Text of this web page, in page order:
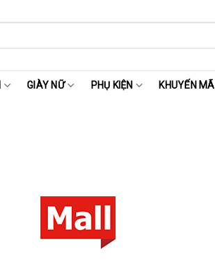
GIÀY NỮ PHỤ KIỆN KHUYẾN MÃI